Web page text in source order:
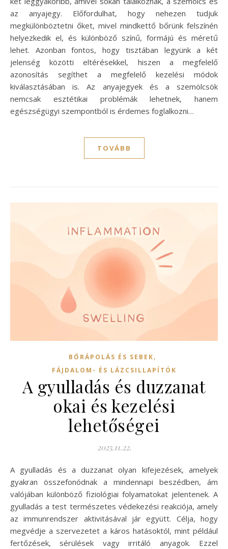
az anyajegy. Előfordulhat, hogy nehezen tudjuk
megkülönböztetni őket, mivel mindkettő bőrünk felszínén
helyezkedik el, és különböző színű, formájú és méretű
lehet. Azonban fontos, hogy tisztában legyünk a két
jelenség közötti eltérésekkel, hiszen a megfelelő
azonosítás segíthet a megfelelő kezelési módok
kiválasztásában is. Az anyajegyek és a szemölcsök
nemcsak esztétikai problémák lehetnek, hanem
egészségügyi szempontból is érdemes foglalkozni…
TOVÁBB
BŐRÁPOLÁS ÉS SEBEK,
FÁJDALOM- ÉS LÁZCSILLAPÍTÓK
A gyulladás és duzzanat
okai és kezelési
lehetőségei
2025.11.22.
A gyulladás és a duzzanat olyan kifejezések, amelyek
gyakran összefonódnak a mindennapi beszédben, ám
valójában különböző fiziológiai folyamatokat jelentenek. A
gyulladás a test természetes védekezési reakciója, amely
az immunrendszer aktivitásával jár együtt. Célja, hogy
megvédje a szervezetet a káros hatásoktól, mint például
fertőzések, sérülések vagy irritáló anyagok. Ezzel